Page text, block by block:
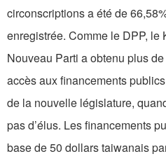
circonscriptions a été de
enregistrée. Comme le DPP, le
Nouveau Parti a obtenu plus
accès aux financements
de la nouvelle législature,
pas d’élus. Les financements
base de 50 dollars taiwanais